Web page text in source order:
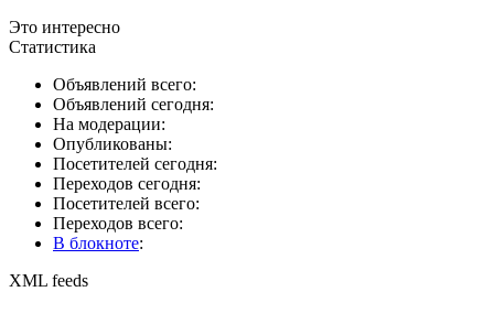
Это интересно
Статистика
Объявлений всего:
Объявлений сегодня:
На модерации:
Опубликованы:
Посетителей сегодня:
Переходов сегодня:
Посетителей всего:
Переходов всего:
В блокноте:
XML feeds